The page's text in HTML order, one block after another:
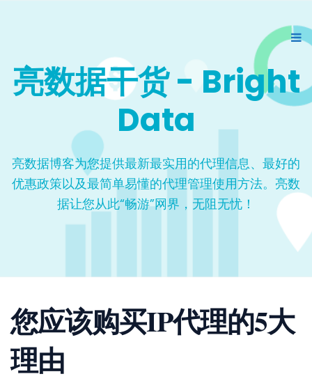
亮数据干货 - Bright
Data
亮数据博客为您提供最新最实用的代理信息、最好的
优惠政策以及最简单易懂的代理管理使用方法。亮数
据让您从此“畅游”网界，无阻无忧！
您应该购买IP代理的5大
理由